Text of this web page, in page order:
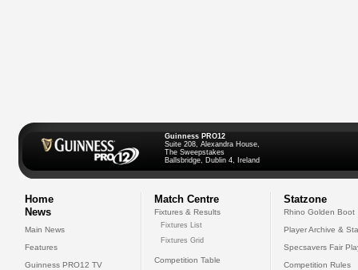
Guinness PRO12
Suite 208, Alexandra House,
The Sweepstakes
Ballsbridge, Dublin 4, Ireland
Home
News
Main News
Features
Guinness PRO12 TV
Match Centre
Fixtures & Results
Fixtures List
Fixtures Grid
Competition Table
Statzone
Rhino Golden Boot
Player Archive &
Specsavers Fair
Competition Rules